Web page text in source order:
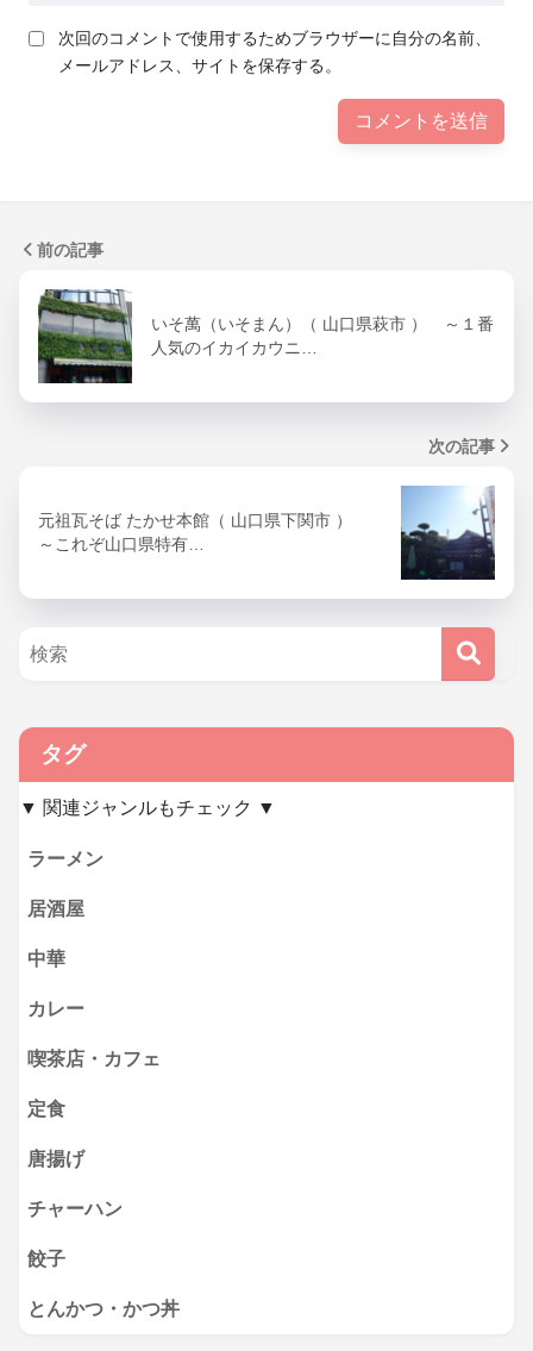
次回のコメントで使用するためブラウザーに自分の名前、
メールアドレス、サイトを保存する。
前の記事
いそ萬（いそまん）（ 山口県萩市 ） ～１番
人気のイカイカウニ…
次の記事
元祖瓦そば たかせ本館（ 山口県下関市 ）
～これぞ山口県特有…
タグ
▼ 関連ジャンルもチェック ▼
ラーメン
居酒屋
中華
カレー
喫茶店・カフェ
定食
唐揚げ
チャーハン
餃子
とんかつ・かつ丼